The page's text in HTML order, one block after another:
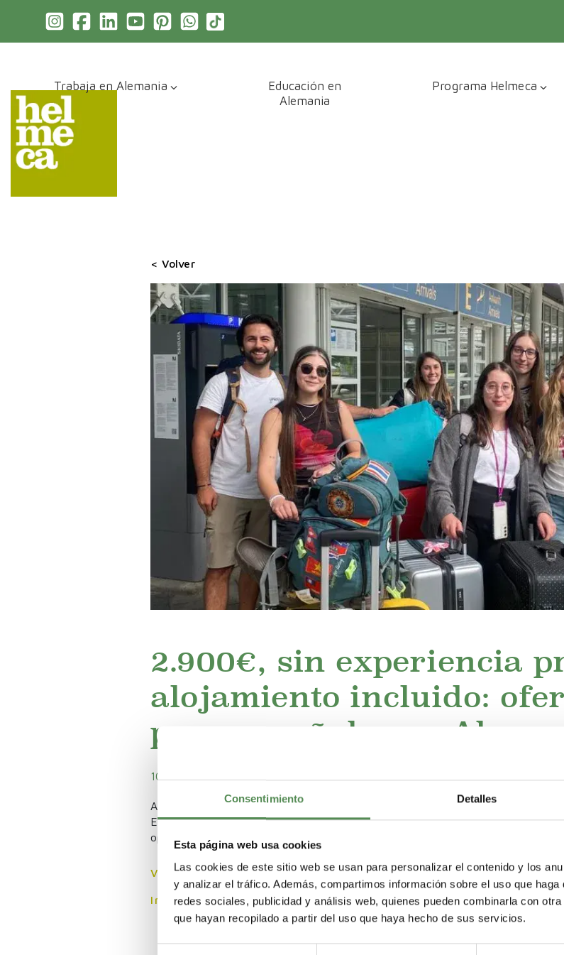
Consentimiento Detalles
Esta página web usa cookies
Las cookies de este sitio web se usan para personalizar el contenido y los
y analizar el tráfico. Además, compartimos información sobre el uso que
redes sociales, publicidad y análisis web, quienes pueden combinarla con
que hayan recopilado a partir del uso que haya hecho de sus servicios.
Trabaja en Alemania
Educación en
Alemania
Programa Helmeca
< Volver
2.900€, sin experiencia
alojamiento incluido:
para españoles en
10/08/2022 -
A raíz de la crisis económica y la inseguridad laboral, muchas personas se
Europa para acceder a mejores condiciones y salarios. Muchas jóvenes ven en el
oportunidad para mejorar sus condiciones económicas, personales y profesionales.
Ver noticia
Ir a la noticia